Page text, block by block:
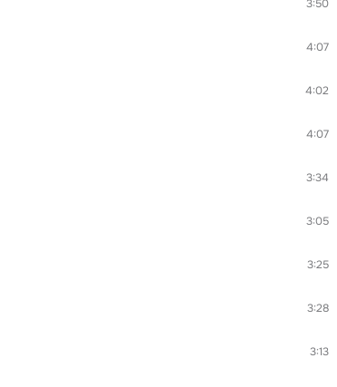
3:50
4:07
4:02
4:07
3:34
3:05
3:25
3:28
3:13